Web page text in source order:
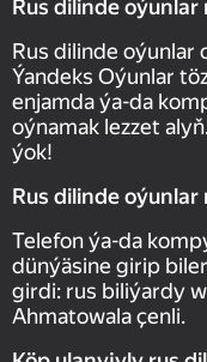
Rus dilinde oýunlar
Rus dilinde oýunlar
Ýandeks Oýunlar
enjamda ýa-da
oýnamak lezzet
ýok!
Rus dilinde
Telefon ýa-da
dünýäsine girip
girdi: rus biliýardy
Ahmatowala çenli.